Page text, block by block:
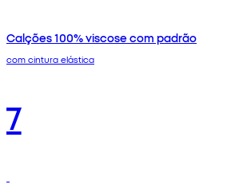
Calções 100% viscose com padrão
com cintura elástica
7